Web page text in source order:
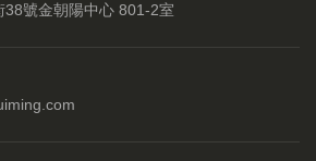
38號金朝陽中心 801-2室